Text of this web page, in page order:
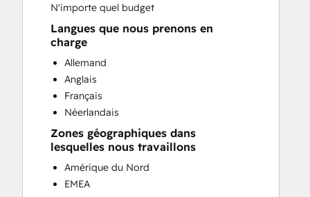
Search Engine Optimization
Website Design
Website Development
Website Migration
N'importe quel budget
Langues que nous prenons en
charge
Allemand
Anglais
Français
Néerlandais
Zones géographiques dans
lesquelles nous travaillons
Amérique du Nord
EMEA